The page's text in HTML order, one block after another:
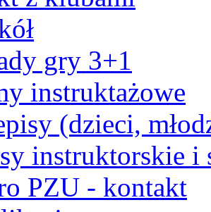
gry 3+1
instruktażowe
(dzieci,
instruktorskie i
PZU - kontakt